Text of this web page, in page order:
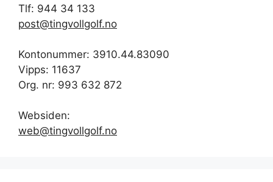
Tlf: 944 34 133
post@tingvollgolf.no
Kontonummer: 3910.44.83090
Vipps: 11637
Org. nr: 993 632 872
Websiden:
web@tingvollgolf.no